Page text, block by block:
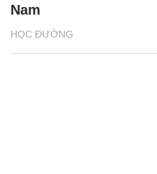
HỌC ĐƯỜNG
Nam